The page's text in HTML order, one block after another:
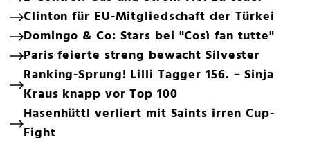
Clinton für EU-Mitgliedschaft der Türkei
Domingo & Co: Stars bei "Così fan tutte"
Paris feierte streng bewacht Silvester
Ranking-Sprung! Lilli Tagger 156. – Sinja
Kraus knapp vor Top 100
Hasenhüttl verliert mit Saints irren Cup-
Fight